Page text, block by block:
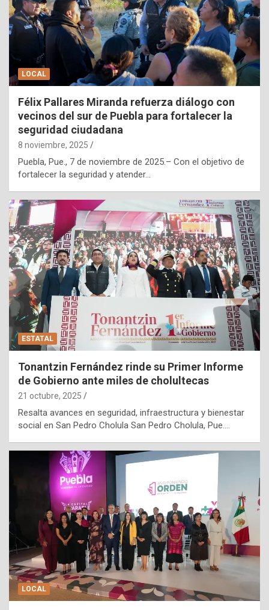
LOCAL
Félix Pallares Miranda refuerza diálogo con
vecinos del sur de Puebla para fortalecer la
seguridad ciudadana
8 noviembre, 2025
Puebla, Pue., 7 de noviembre de 2025.– Con el objetivo de
fortalecer la seguridad y atender…
ESTATAL
Tonantzin Fernández rinde su Primer Informe
de Gobierno ante miles de cholultecas
21 octubre, 2025
Resalta avances en seguridad, infraestructura y bienestar
social en San Pedro Cholula San Pedro Cholula, Pue.…
LOCAL